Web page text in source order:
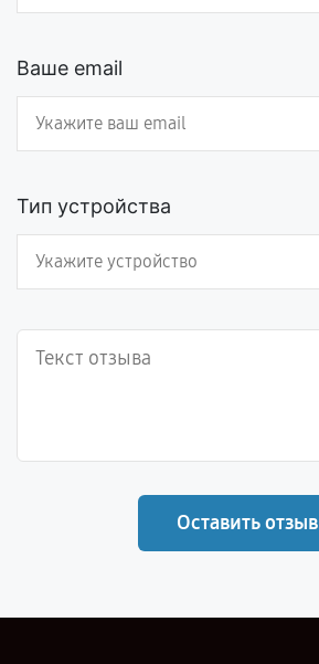
Ваше email
Тип устройства
Оставить отзыв